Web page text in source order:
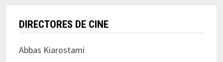
DIRECTORES DE CINE
Abbas Kiarostami